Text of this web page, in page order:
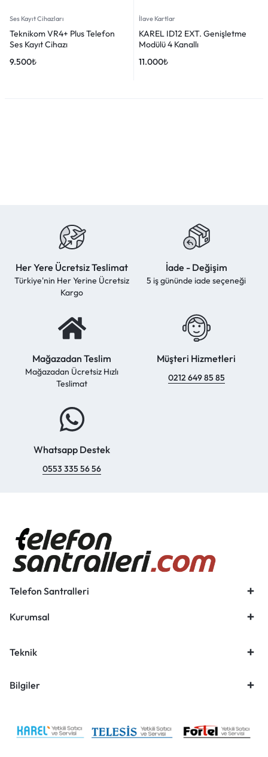
Ses Kayıt Cihazları
Teknikom VR4+ Plus Telefon
Ses Kayıt Cihazı
9.500₺
İlave Kartlar
KAREL ID12 EXT. Genişletme
Modülü 4 Kanallı
11.000₺
Her Yere Ücretsiz Teslimat
Türkiye'nin Her Yerine Ücretsiz
Kargo
İade - Değişim
5 iş gününde iade seçeneği
Mağazadan Teslim
Mağazadan Ücretsiz Hızlı
Teslimat
Müşteri Hizmetleri
0212 649 85 85
Whatsapp Destek
0553 335 56 56
Telefon Santralleri
Kurumsal
Teknik
Bilgiler